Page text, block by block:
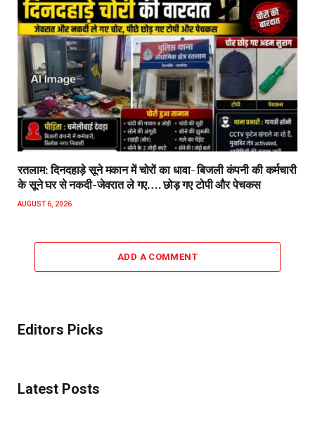
रतलाम: दिनदहाड़े सूने मकान में चोरों का धावा- बिजली कंपनी की कर्मचारी
के सूने घर से नकदी-जेवरात ले गए…. छोड़ गए टोपी और पेचकस
AUGUST 6, 2026
ADD A COMMENT
Editors Picks
Latest Posts